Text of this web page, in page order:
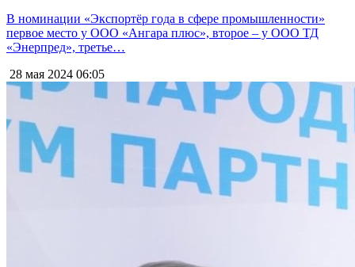
В номинации «Экспортёр года в сфере промышленности»
первое место у ООО «Ангара плюс», второе – у ООО ТД
«Энерпред», третье…
28 мая 2024 06:05